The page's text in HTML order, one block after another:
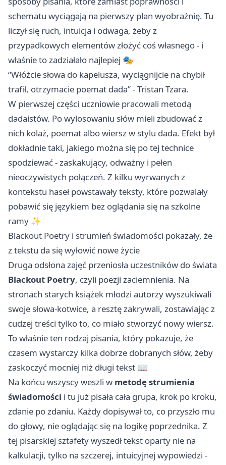
schematu wyciągają na pierwszy plan wyobraźnię. Tu
liczył się ruch, intuicja i odwaga, żeby z
przypadkowych elementów złożyć coś własnego - i
właśnie to zadziałało najlepiej 🎭
“Włóżcie słowa do kapelusza, wyciągnijcie na chybił
trafił, otrzymacie poemat dada” - Tristan Tzara.
W pierwszej części uczniowie pracowali metodą
dadaistów. Po wylosowaniu słów mieli zbudować z
nich kolaż, poemat albo wiersz w stylu dada. Efekt był
dokładnie taki, jakiego można się po tej technice
spodziewać - zaskakujący, odważny i pełen
nieoczywistych połączeń. Z kilku wyrwanych z
kontekstu haseł powstawały teksty, które pozwalały
pobawić się językiem bez oglądania się na szkolne
ramy ✨
Blackout Poetry i strumień świadomości pokazały, że
z tekstu da się wyłowić nowe życie
Druga odsłona zajęć przeniosła uczestników do świata
Blackout Poetry, czyli poezji zaciemnienia. Na
stronach starych książek młodzi autorzy wyszukiwali
swoje słowa-kotwice, a resztę zakrywali, zostawiając z
cudzej treści tylko to, co miało stworzyć nowy wiersz.
To właśnie ten rodzaj pisania, który pokazuje, że
czasem wystarczy kilka dobrze dobranych słów, żeby
zaskoczyć mocniej niż długi tekst 📖
Na końcu wszyscy weszli w metodę strumienia
świadomości i tu już pisała cała grupa, krok po kroku,
zdanie po zdaniu. Każdy dopisywał to, co przyszło mu
do głowy, nie oglądając się na logikę poprzednika. Z
tej pisarskiej sztafety wyszedł tekst oparty nie na
kalkulacji, tylko na szczerej, intuicyjnej wypowiedzi -